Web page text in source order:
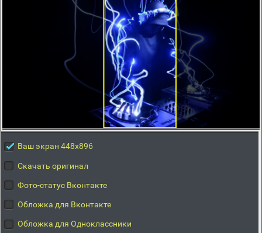
Ваш экран 448x896
Скачать оригинал
Фото-статус Вконтакте
Обложка для Вконтакте
Обложка для Одноклассники